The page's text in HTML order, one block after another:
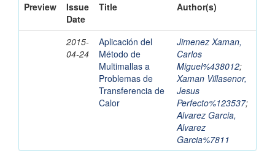
Preview
Issue
Date
Title Author(s)
2015-
04-24
Aplicación del
Método de
Multimallas a
Problemas de
Transferencia de
Calor
Jimenez Xaman,
Carlos
Miguel%438012;
Xaman Villasenor,
Jesus
Perfecto%123537;
Alvarez Garcia,
Alvarez
Garcia%7811